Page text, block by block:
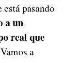
pasando
a un
real que
a